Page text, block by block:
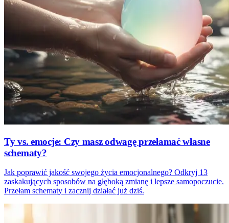
Ty vs. emocje: Czy masz odwagę przełamać własne
schematy?
Jak poprawić jakość swojego życia emocjonalnego? Odkryj 13
zaskakujących sposobów na głęboką zmianę i lepsze samopoczucie.
Przełam schematy i zacznij działać już dziś.